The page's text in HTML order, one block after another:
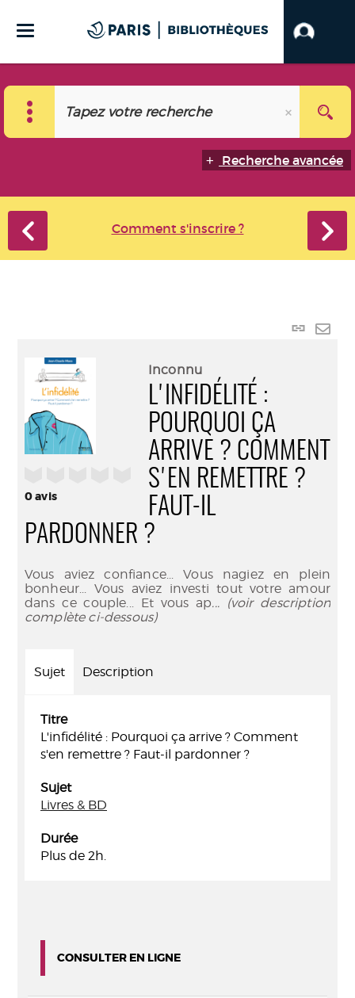
Recherche avancée
Comment s'inscrire ?
Lien
0avis
Inconnu
L'INFIDÉLITÉ :
POURQUOI ÇA
ARRIVE ? COMMENT
S'EN REMETTRE ?
FAUT-IL
PARDONNER ?
Vous aviez confiance... Vous nagiez en plein
bonheur... Vous aviez investi tout votre amour
dans ce couple... Et vous ap... (voir description
complète ci-dessous)
Sujet Description
Titre
L'infidélité : Pourquoi ça arrive ? Comment
s'en remettre ? Faut-il pardonner ?
Sujet
Livres & BD
Durée
Plus de 2h.
CONSULTER EN LIGNE